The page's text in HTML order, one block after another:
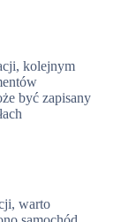
kolejnym
być zapisany
warto